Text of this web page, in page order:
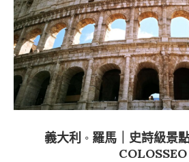
義大利 ◦ 羅馬｜史詩級景
COLOSSEO